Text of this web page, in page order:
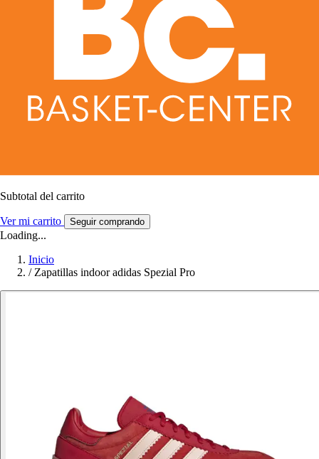
Subtotal del carrito
Ver mi carrito Seguir comprando
Loading...
Inicio
/ Zapatillas indoor adidas Spezial Pro